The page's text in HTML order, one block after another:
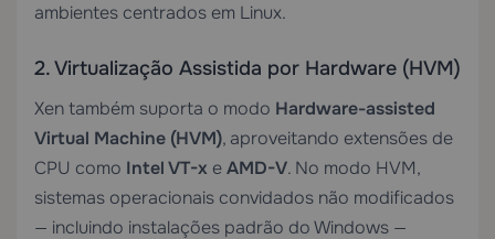
ambientes centrados em Linux.
2. Virtualização Assistida por Hardware (HVM)
Xen também suporta o modo Hardware-assisted
Virtual Machine (HVM), aproveitando extensões de
CPU como Intel VT-x eAMD-V. No modo HVM,
sistemas operacionais convidados não modificados
— incluindo instalações padrão do Windows —